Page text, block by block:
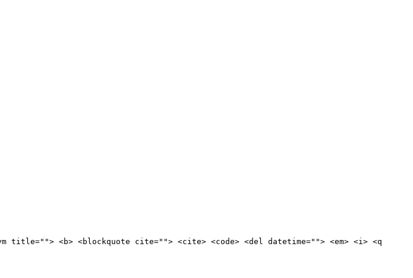
<b> <blockquote cite=""> <cite> <code> <del datetime=""> <em> <i> <q